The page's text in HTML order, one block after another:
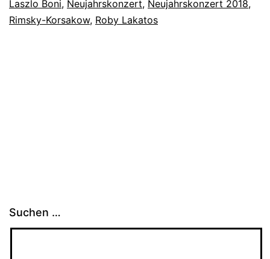
Laszlo Boni, Neujahrskonzert, Neujahrskonzert 2018,
Rimsky-Korsakow, Roby Lakatos
Suchen …